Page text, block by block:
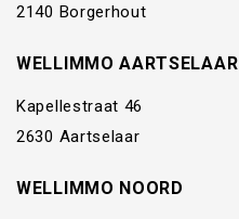
2140 Borgerhout
WELLIMMO AARTSELAAR
Kapellestraat 46
2630 Aartselaar
WELLIMMO NOORD